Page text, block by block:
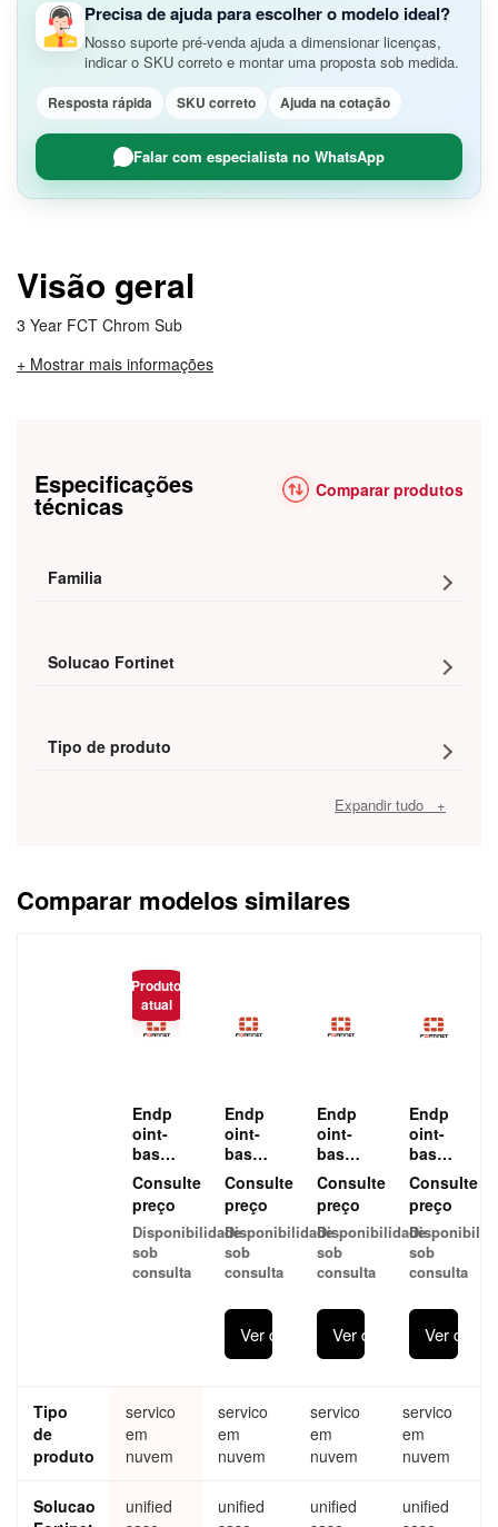
Precisa de ajuda para escolher o modelo ideal?
Nosso suporte pré-venda ajuda a dimensionar licenças,
indicar o SKU correto e montar uma proposta sob medida.
Resposta rápida SKU correto Ajuda na cotação
Falar com especialista no WhatsApp
Visão geral
3 Year FCT Chrom Sub
+ Mostrar mais informações
Especificações
técnicas Comparar produtos
Familia
Solucao Fortinet
Tipo de produto
Expandir tudo +
Comparar modelos similares
Produto
atual
Endp
oint-
based
Licen
ses -
Chro
mebo
ok
FortiC
n for
2000
endp
es
Consulte
preço
Disponibilidade
sob
consulta
Endp
oint-
based
Licen
ses -
Chro
mebo
ok
FortiC
Chro
mebo
ok
n for
25
endp
es
Consulte
preço
Disponibilidade
sob
consulta
Ver detalhes
Endp
oint-
based
Licen
ses -
Chro
mebo
ok
FortiC
Chro
mebo
ok
n for
25
endp
es
Consulte
preço
Disponibilidade
sob
consulta
Ver detalhes
Endp
oint-
based
Licen
ses -
Chro
mebo
ok
FortiC
Chro
mebo
ok
n for
25
endpo
es
Consulte
preço
sob
consulta
Ver
Tipo
de
produto
servico
em
nuvem
servico
em
nuvem
servico
em
nuvem
servico
em
nuvem
Solucao
unified
unified
unified
unified